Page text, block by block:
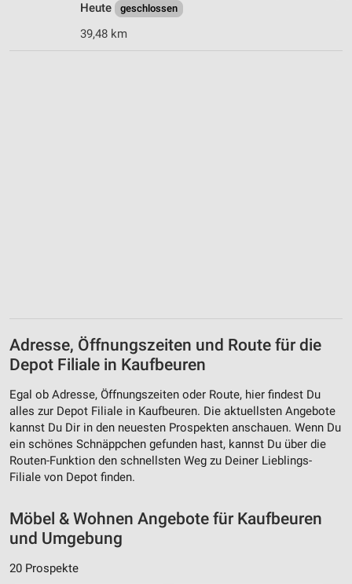
Heute
geschlossen
39,48 km
Adresse, Öffnungszeiten und Route für die
Depot Filiale in Kaufbeuren
Egal ob Adresse, Öffnungszeiten oder Route, hier findest Du
alles zur Depot Filiale in Kaufbeuren. Die aktuellsten Angebote
kannst Du Dir in den neuesten Prospekten anschauen. Wenn Du
ein schönes Schnäppchen gefunden hast, kannst Du über die
Routen-Funktion den schnellsten Weg zu Deiner Lieblings-
Filiale von Depot finden.
Möbel & Wohnen Angebote für Kaufbeuren
und Umgebung
20 Prospekte